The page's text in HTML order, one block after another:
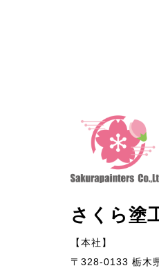
さくら塗
【本社】
〒328-0133 栃木